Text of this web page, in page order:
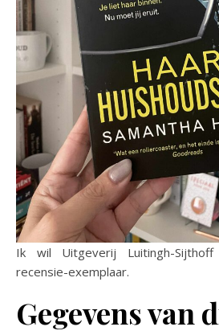
Ik wil Uitgeverij Luitingh-Sijthoff bedanken voor het
recensie-exemplaar.
Gegevens van